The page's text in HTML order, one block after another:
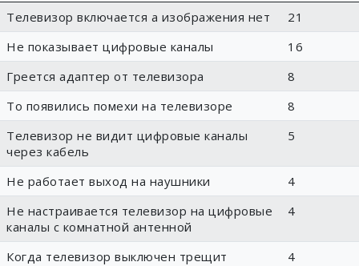
Телевизор включается а изображения нет
21
Не показывает цифровые каналы
16
Греется адаптер от телевизора
8
То появились помехи на телевизоре
8
Телевизор не видит цифровые каналы
через кабель
5
Не работает выход на наушники
4
Не настраивается телевизор на цифровые
каналы с комнатной антенной
4
Когда телевизор выключен трещит
4